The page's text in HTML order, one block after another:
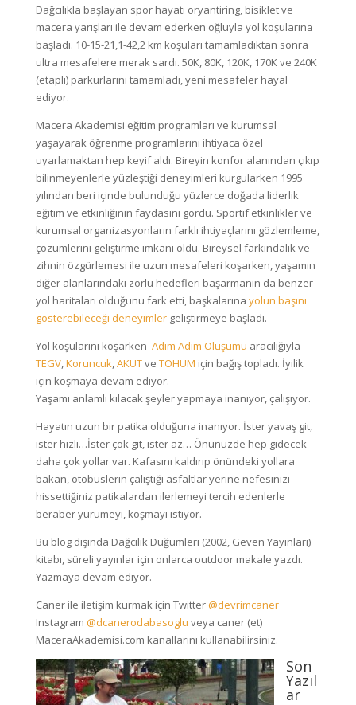
Dağcılıkla başlayan spor hayatı oryantiring, bisiklet ve
macera yarışları ile devam ederken oğluyla yol koşularına
başladı. 10-15-21,1-42,2 km koşuları tamamladıktan sonra
ultra mesafelere merak sardı. 50K, 80K, 120K, 170K ve 240K
(etaplı) parkurlarını tamamladı, yeni mesafeler hayal
ediyor.
Macera Akademisi eğitim programları ve kurumsal
yaşayarak öğrenme programlarını ihtiyaca özel
uyarlamaktan hep keyif aldı. Bireyin konfor alanından çıkıp
bilinmeyenlerle yüzleştiği deneyimleri kurgularken 1995
yılından beri içinde bulunduğu yüzlerce doğada liderlik
eğitim ve etkinliğinin faydasını gördü. Sportif etkinlikler ve
kurumsal organizasyonların farklı ihtiyaçlarını gözlemleme,
çözümlerini geliştirme imkanı oldu. Bireysel farkındalık ve
zihnin özgürlemesi ile uzun mesafeleri koşarken, yaşamın
diğer alanlarındaki zorlu hedefleri başarmanın da benzer
yol haritaları olduğunu fark etti, başkalarına yolun başını
gösterebileceği deneyimlergeliştirmeye başladı.
Yol koşularını koşarken Adım Adım Oluşumu aracılığıyla
TEGV,Koruncuk,AKUTve TOHUM için bağış topladı. İyilik
için koşmaya devam ediyor.
Yaşamı anlamlı kılacak şeyler yapmaya inanıyor, çalışıyor.
Hayatın uzun bir patika olduğuna inanıyor. İster yavaş git,
ister hızlı…İster çok git, ister az… Önünüzde hep gidecek
daha çok yollar var. Kafasını kaldırıp önündeki yollara
bakan, otobüslerin çalıştığı asfaltlar yerine nefesinizi
hissettiğiniz patikalardan ilerlemeyi tercih edenlerle
beraber yürümeyi, koşmayı istiyor.
Bu blog dışında Dağcılık Düğümleri (2002, Geven Yayınları)
kitabı, süreli yayınlar için onlarca outdoor makale yazdı.
Yazmaya devam ediyor.
Caner ile iletişim kurmak için Twitter@devrimcaner
Instagram @dcanerodabasoglu veya caner (et)
MaceraAkademisi.com kanallarını kullanabilirsiniz.
Son
Yazıl
ar